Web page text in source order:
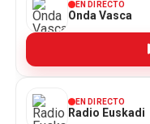
EN DIRECTO
Onda Vasca
EN DIRECTO
Radio Euskadi